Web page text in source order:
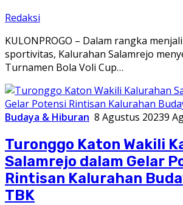
Redaksi
KULONPROGO – Dalam rangka
sportivitas, Kalurahan Salamrejo
Turnamen Bola Voli Cup…
Budaya & Hiburan 8 Agustus 20239
Turonggo Katon Wakili
Salamrejo dalam Gelar
Rintisan Kalurahan
TBK